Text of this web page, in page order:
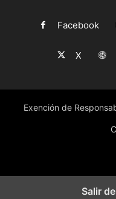
Facebook
X
Exención de
Salir